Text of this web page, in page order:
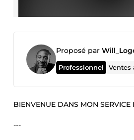
Proposé par
Professionnel
BIENVENUE DANS MON SERVICE
---